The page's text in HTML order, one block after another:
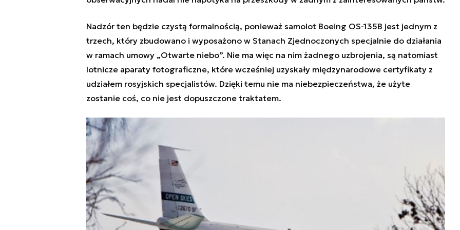
Nadzór ten będzie czystą formalnością, ponieważ samolot Boeing OS-135B jest jednym z
trzech, który zbudowano i wyposażono w Stanach Zjednoczonych specjalnie do działania
w ramach umowy „Otwarte niebo”. Nie ma więc na nim żadnego uzbrojenia, są natomiast
lotnicze aparaty fotograficzne, które wcześniej uzyskały międzynarodowe certyfikaty z
udziałem rosyjskich specjalistów. Dzięki temu nie ma niebezpieczeństwa, że użyte
zostanie coś, co nie jest dopuszczone traktatem.